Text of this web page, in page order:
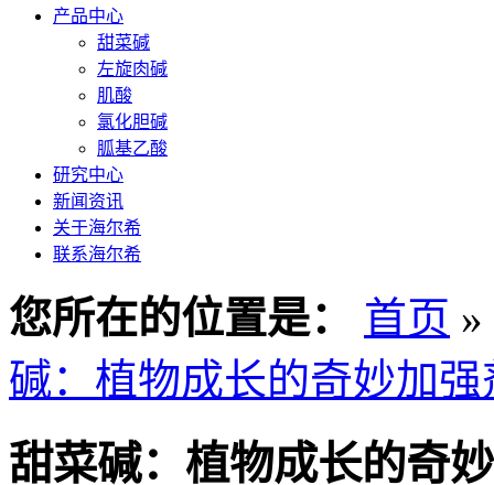
产品中心
甜菜碱
左旋肉碱
肌酸
氯化胆碱
胍基乙酸
研究中心
新闻资讯
关于海尔希
联系海尔希
您所在的位置是： 首页 »
碱：植物成长的奇妙加
甜菜碱：植物成长的奇